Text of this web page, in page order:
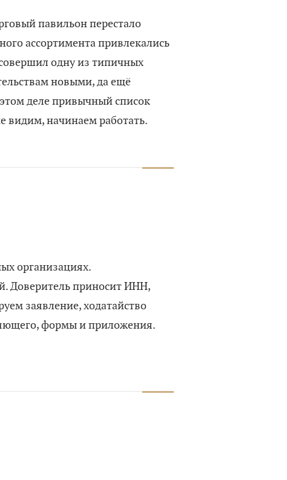
павильон перестало
ассортимента привлекались
одну из типичных
новыми, да ещё
деле привычный список
видим, начинаем работать.
организациях.
Доверитель приносит ИНН,
заявление, ходатайство
формы и приложения.